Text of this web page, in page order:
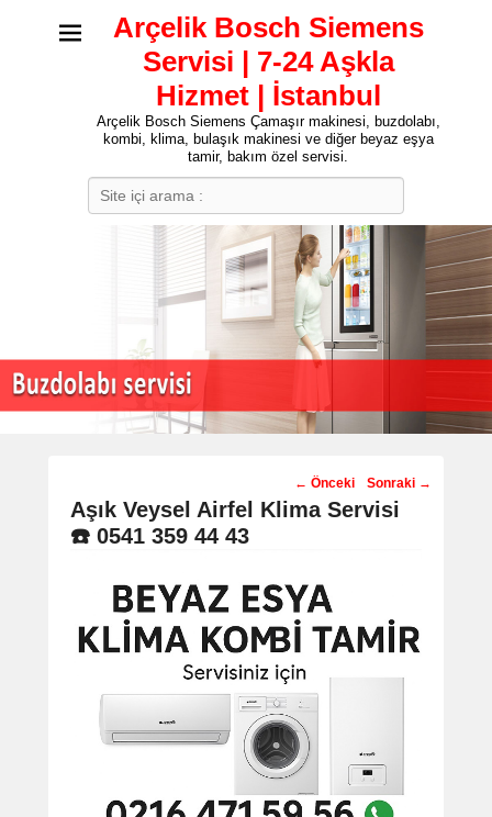
Arçelik Bosch Siemens
Servisi | 7-24 Aşkla
Hizmet | İstanbul
Arçelik Bosch Siemens Çamaşır makinesi, buzdolabı,
kombi, klima, bulaşık makinesi ve diğer beyaz eşya
tamir, bakım özel servisi.
Post
navigation
← Önceki Sonraki →
Aşık Veysel Airfel Klima Servisi
☎️ 0541 359 44 43